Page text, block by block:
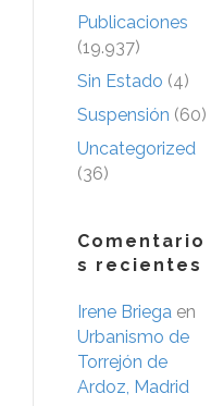
Publicaciones
(19.937)
Sin Estado (4)
Suspensión (60)
Uncategorized
(36)
Comentario
s recientes
Irene Briega en
Urbanismo de
Torrejón de
Ardoz, Madrid